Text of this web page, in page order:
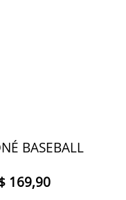
BASEBALL
169,90